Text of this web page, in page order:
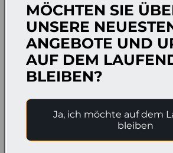
MÖCHTEN SIE
UNSERE
ANGEBOTE UND
AUF DEM
BLEIBEN?
Ja, ich möchte auf dem
bleiben